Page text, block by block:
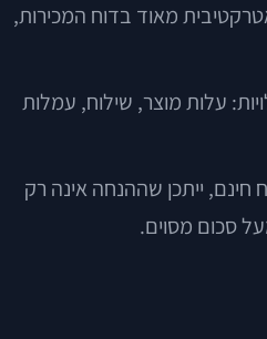
לחשוב רק על העלייה במכירות, ולא על איכות המכירות. הנחה של 15% יכולה להיראות אטרקטיבית מאוד בדוח המכירות,
עלות מוצר, שילוח, עמלות
המשלוח חינם, ייתכן שההנחה אינה רק
סכום מסוים.